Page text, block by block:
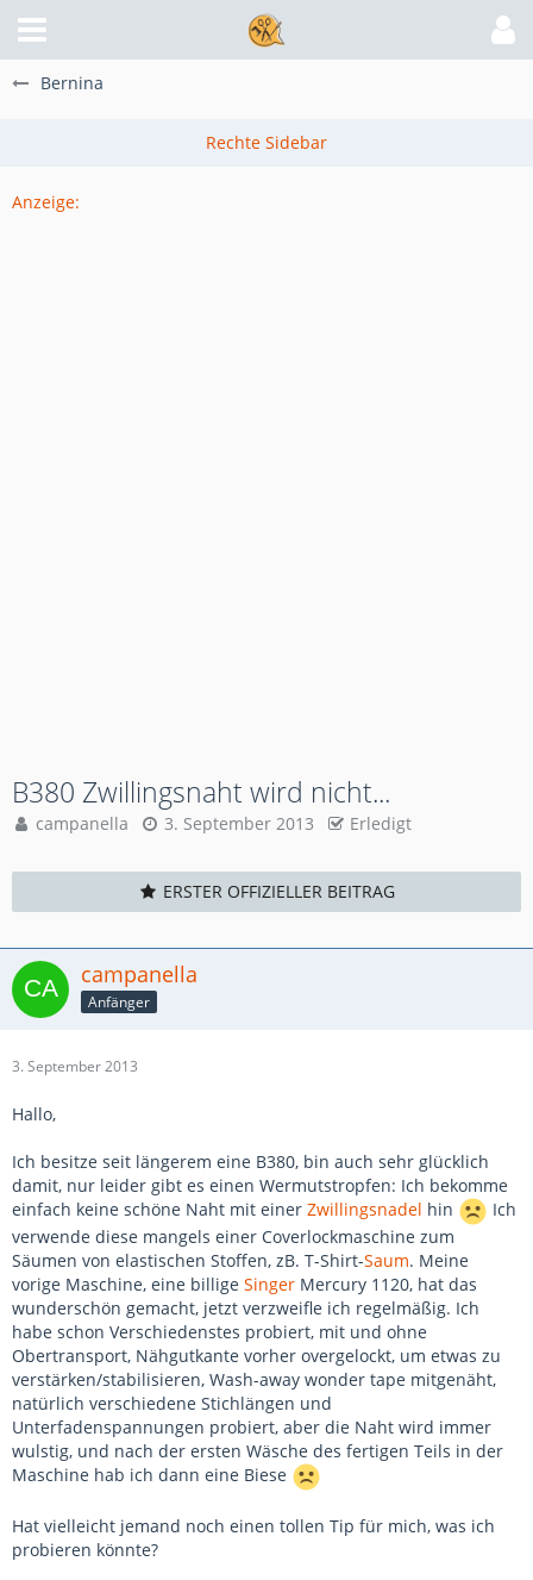
Bernina
Anzeige:
B380 Zwillingsnaht wird nicht...
campanella 3. September 2013 Erledigt
ERSTER OFFIZIELLER BEITRAG
campanella
Anfänger
3. September 2013
Hallo,
Ich besitze seit längerem eine B380, bin auch sehr glücklich
damit, nur leider gibt es einen Wermutstropfen: Ich bekomme
einfach keine schöne Naht mit einer Zwillingsnadel hin
Ich
verwende diese mangels einer Coverlockmaschine zum
Säumen von elastischen Stoffen, zB. T-Shirt-Saum. Meine
vorige Maschine, eine billige Singer Mercury 1120, hat das
wunderschön gemacht, jetzt verzweifle ich regelmäßig. Ich
habe schon Verschiedenstes probiert, mit und ohne
Obertransport, Nähgutkante vorher overgelockt, um etwas zu
verstärken/stabilisieren, Wash-away wonder tape mitgenäht,
natürlich verschiedene Stichlängen und
Unterfadenspannungen probiert, aber die Naht wird immer
wulstig, und nach der ersten Wäsche des fertigen Teils in der
Maschine hab ich dann eine Biese
Hat vielleicht jemand noch einen tollen Tip für mich, was ich
probieren könnte?